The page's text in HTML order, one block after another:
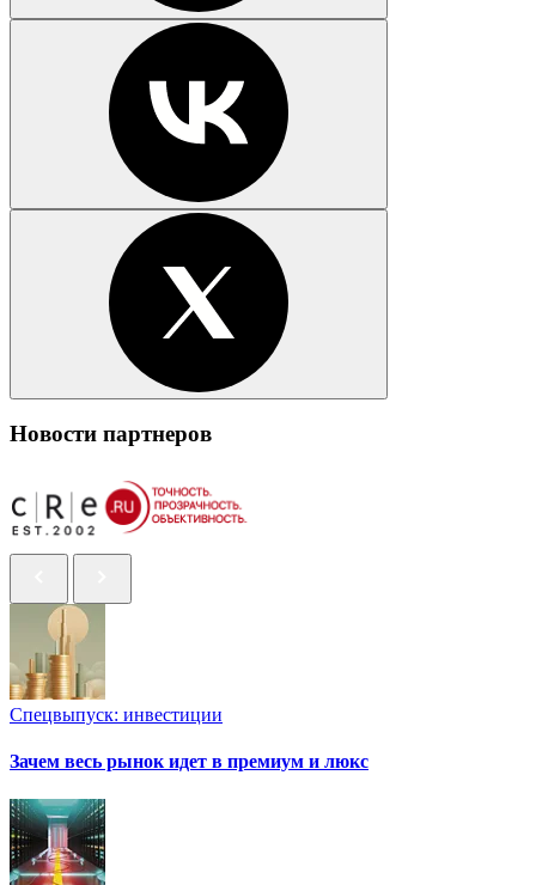
Новости партнеров
Спецвыпуск: инвестиции
Зачем весь рынок идет в премиум и люкс